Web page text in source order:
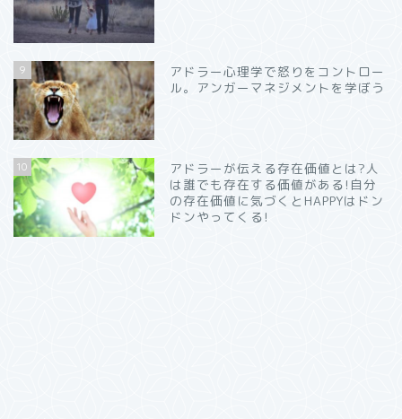
9
アドラー心理学で怒りをコントロー
ル。アンガーマネジメントを学ぼう
10
アドラーが伝える存在価値とは?人
は誰でも存在する価値がある!自分
の存在価値に気づくとHAPPYはドン
ドンやってくる!